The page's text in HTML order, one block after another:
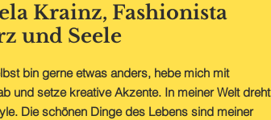
Krainz, Fashionista
und Seele
bin gerne etwas anders, hebe mich mit
und setze kreative Akzente. In meiner Welt dreht
Die schönen Dinge des Lebens sind meiner